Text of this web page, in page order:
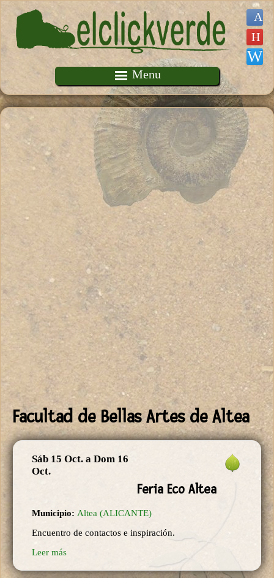
Pasar al contenido principal
Menu
Facultad de Bellas Artes de Altea
Sáb 15 Oct. a Dom 16
Oct.
Feria Eco Altea
Municipio: Altea (ALICANTE)
Encuentro de contactos e inspiración.
Leer más